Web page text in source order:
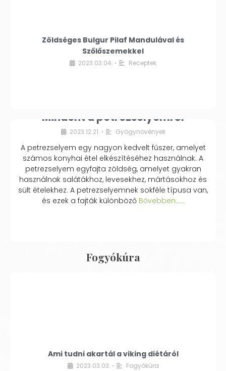
Zöldséges Bulgur Pilaf Mandulával és
Szőlőszemekkel
2023.03.04. • Receptek
Mindent a petrezselyemről
2023.12.21. • Gyógynövények
A petrezselyem egy nagyon kedvelt fűszer, amelyet
számos konyhai étel elkészítéséhez használnak. A
petrezselyem egyfajta zöldség, amelyet gyakran
használnak salátákhoz, levesekhez, mártásokhoz és
sült ételekhez. A petrezselyemnek sokféle típusa van,
és ezek a fajták különbözőBővebben...…
Fogyókúra
Ami tudni akartál a viking diétáról
2023.03.03. • Fogyókúra